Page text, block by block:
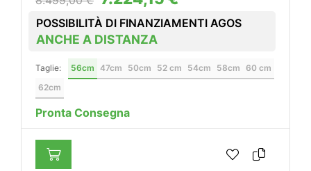
AGOS
58cm 60 cm
POSSIBILITÀ DI
ANCHE A DISTANZA
Pronta Consegna